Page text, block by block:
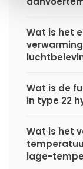
Wat is het
Wat is de
in type 22
Wat is het
lage-